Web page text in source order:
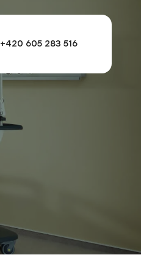
+420 605 283 516